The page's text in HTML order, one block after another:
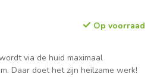
Op voorraad
via de huid maximaal
Daar doet het zijn heilzame werk!